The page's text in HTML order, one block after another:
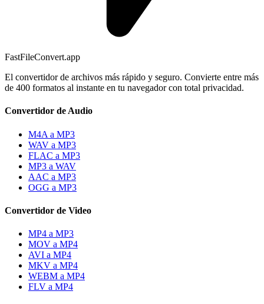
FastFileConvert.app
El convertidor de archivos más rápido y seguro. Convierte entre más
de 400 formatos al instante en tu navegador con total privacidad.
Convertidor de Audio
M4A a MP3
WAV a MP3
FLAC a MP3
MP3 a WAV
AAC a MP3
OGG a MP3
Convertidor de Video
MP4 a MP3
MOV a MP4
AVI a MP4
MKV a MP4
WEBM a MP4
FLV a MP4